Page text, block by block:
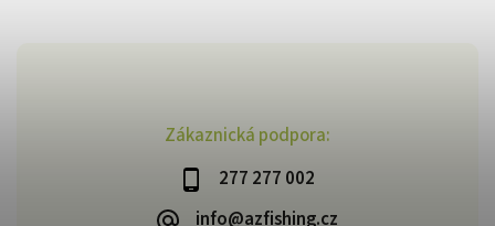
Zákaznická podpora:
277 277 002
info@azfishing.cz